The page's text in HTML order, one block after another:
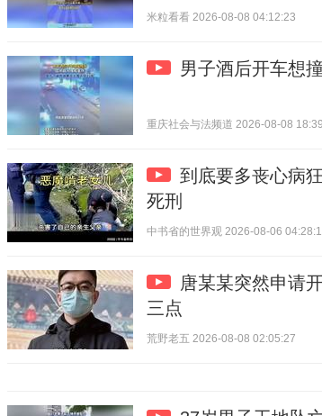
米粒看看 2026-08-08 04:12:23
男子酒后开车想
重庆社会与法频道 2026-08-08
到底要多丧心病
死刑
中书省的世界观 2026-08-06
唐某某突然申请
三点
荒野老五 2026-08-08 02:05:27